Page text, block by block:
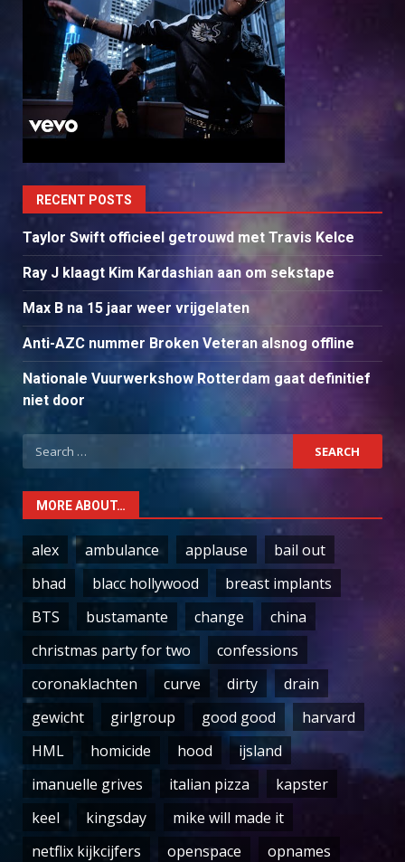
RECENT POSTS
Taylor Swift officieel getrouwd met Travis Kelce
Ray J klaagt Kim Kardashian aan om sekstape
Max B na 15 jaar weer vrijgelaten
Anti-AZC nummer Broken Veteran alsnog offline
Nationale Vuurwerkshow Rotterdam gaat definitief
niet door
Search
for:
MORE ABOUT…
alex ambulance applause
bail out
bhad
blacc hollywood
breast implants
BTS
bustamante change
china
christmas party for two
confessions
coronaklachten
curve dirty
drain
gewicht
girlgroup good good
harvard
HML
homicide hood
ijsland
imanuelle grives
italian pizza
kapster
keel
kingsday
mike will made it
netflix kijkcijfers
openspace opnames